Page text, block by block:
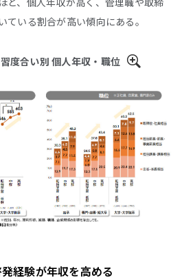
ている割合が高い傾向にある。
度合い別 個人年収・職位
経験が年収を高める